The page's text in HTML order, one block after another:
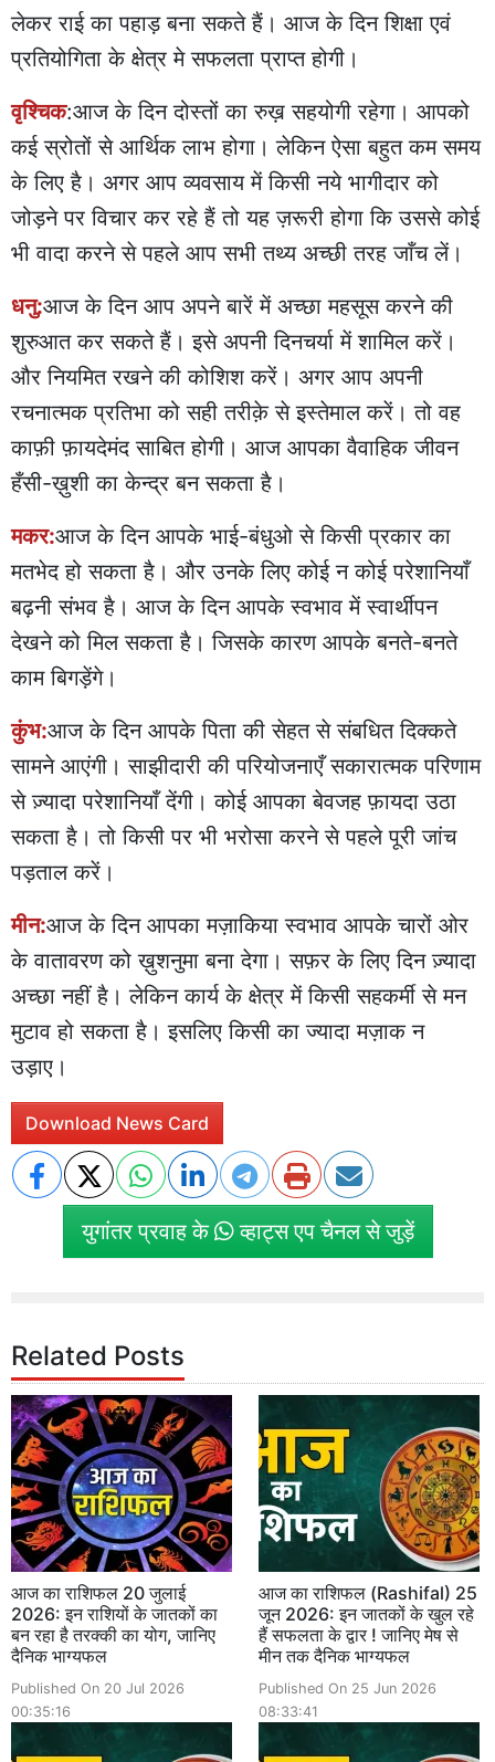
लेकर राई का पहाड़ बना सकते हैं। आज के दिन शिक्षा एवं
प्रतियोगिता के क्षेत्र मे सफलता प्राप्त होगी।
वृश्चिक:आज के दिन दोस्तों का रुख़ सहयोगी रहेगा। आपको
कई स्रोतों से आर्थिक लाभ होगा। लेकिन ऐसा बहुत कम समय
के लिए है। अगर आप व्यवसाय में किसी नये भागीदार को
जोड़ने पर विचार कर रहे हैं तो यह ज़रूरी होगा कि उससे कोई
भी वादा करने से पहले आप सभी तथ्य अच्छी तरह जाँच लें।
धनु:आज के दिन आप अपने बारें में अच्छा महसूस करने की
शुरुआत कर सकते हैं। इसे अपनी दिनचर्या में शामिल करें।
और नियमित रखने की कोशिश करें। अगर आप अपनी
रचनात्मक प्रतिभा को सही तरीक़े से इस्तेमाल करें। तो वह
काफ़ी फ़ायदेमंद साबित होगी। आज आपका वैवाहिक जीवन
हँसी-ख़ुशी का केन्द्र बन सकता है।
मकर:आज के दिन आपके भाई-बंधुओ से किसी प्रकार का
मतभेद हो सकता है। और उनके लिए कोई न कोई परेशानियाँ
बढ़नी संभव है। आज के दिन आपके स्वभाव में स्वार्थीपन
देखने को मिल सकता है। जिसके कारण आपके बनते-बनते
काम बिगड़ेंगे।
कुंभ:आज के दिन आपके पिता की सेहत से संबधित दिक्कते
सामने आएंगी। साझीदारी की परियोजनाएँ सकारात्मक परिणाम
से ज़्यादा परेशानियाँ देंगी। कोई आपका बेवजह फ़ायदा उठा
सकता है। तो किसी पर भी भरोसा करने से पहले पूरी जांच
पड़ताल करें।
मीन:आज के दिन आपका मज़ाकिया स्वभाव आपके चारों ओर
के वातावरण को ख़ुशनुमा बना देगा। सफ़र के लिए दिन ज़्यादा
अच्छा नहीं है। लेकिन कार्य के क्षेत्र में किसी सहकर्मी से मन
मुटाव हो सकता है। इसलिए किसी का ज्यादा मज़ाक न
उड़ाए।
Download News Card
युगांतर प्रवाह के व्हाट्स एप चैनल से जुड़ें
Related Posts
आज का राशिफल 20 जुलाई
2026: इन राशियों के जातकों का
बन रहा है तरक्की का योग, जानिए
दैनिक भाग्यफल
Published On 20 Jul 2026
00:35:16
आज का राशिफल (Rashifal) 25
जून 2026: इन जातकों के खुल रहे
हैं सफलता के द्वार ! जानिए मेष से
मीन तक दैनिक भाग्यफल
Published On 25 Jun 2026
08:33:41